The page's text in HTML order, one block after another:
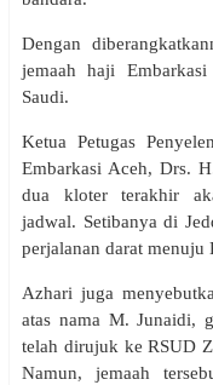
Dengan
jemaah haji
Saudi.
Ketua Petugas
Embarkasi Aceh, Drs.
dua kloter terakhir
jadwal. Setibanya di
perjalanan darat menuju
Azhari juga
atas nama M. Junaidi,
telah dirujuk ke RSUD
Namun, jemaah